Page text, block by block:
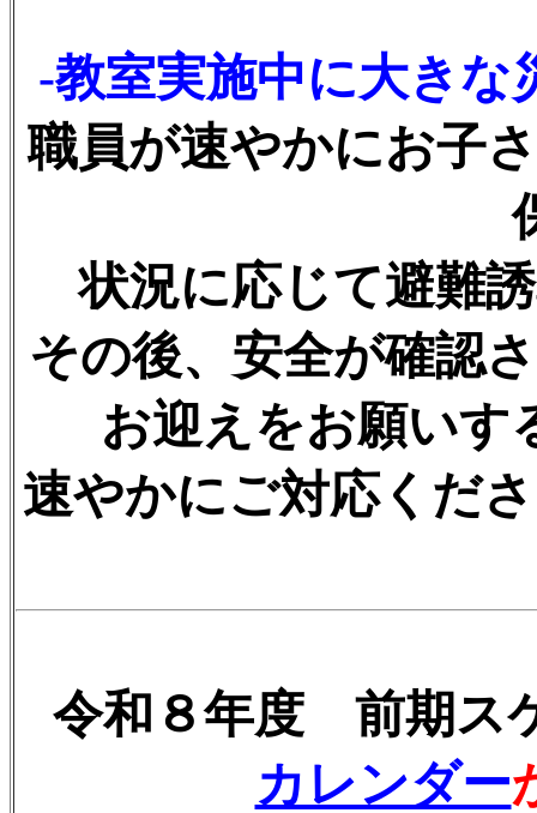
-教室実施中に大きな
職員が速やかにお子
状況に応じて避難
その後、安全が確認
お迎えをお願いす
速やかにご対応くだ
令和８年度 前期ス
カレンダー